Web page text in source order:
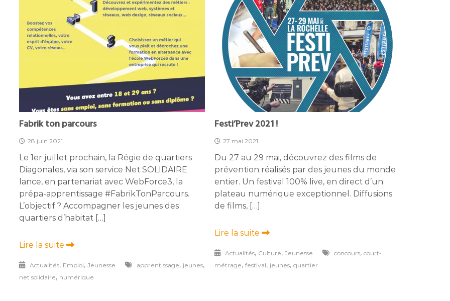
Fabrik ton parcours
28 juin 2021
Le 1er juillet prochain, la Régie de quartiers
Diagonales, via son service Net SOLIDAIRE
lance, en partenariat avec WebForce3, la
prépa-apprentissage #FabrikTonParcours.
L’objectif ? Accompagner les jeunes des
quartiers d’habitat […]
Lire la suite
Actualités, Emploi, Jeunesse apprentissage, jeunes,
net solidaire, numérique
Festi’Prev 2021 !
27 mai 2021
Du 27 au 29 mai, découvrez des films de
prévention réalisés par des jeunes du monde
entier. Un festival 100% live, en direct d’un
plateau numérique exceptionnel. Diffusions
de films, […]
Lire la suite
Actualités, Culture,Jeunesse concours,court-
métrage,festival, jeunes,quartier